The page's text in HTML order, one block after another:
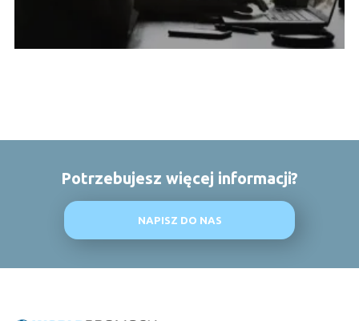
Potrzebujesz więcej informacji?
NAPISZ DO NAS